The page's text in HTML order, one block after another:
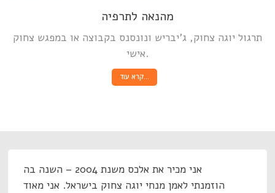
מהנאה לתרפיה
תרגול יוגה צחוק, ג’יבריש ונונסנס בקבוצה או במפגש צחוק
אישי.
אני מכיר את אלכס משנת 2004 – השנה בה
הוזמנתי לאמן מנחי יוגה צחוק בישראל. אני מאוד